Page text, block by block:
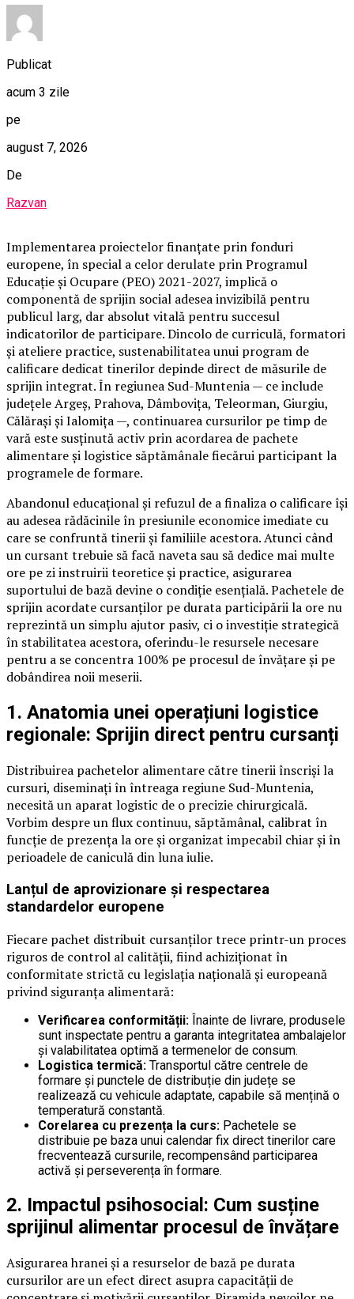
Publicat
acum 3 zile
pe
august 7, 2026
De
Razvan
Implementarea proiectelor finanțate prin fonduri
europene, în special a celor derulate prin Programul
Educație și Ocupare (PEO) 2021-2027, implică o
componentă de sprijin social adesea invizibilă pentru
publicul larg, dar absolut vitală pentru succesul
indicatorilor de participare. Dincolo de curriculă, formatori
și ateliere practice, sustenabilitatea unui program de
calificare dedicat tinerilor depinde direct de măsurile de
sprijin integrat. În regiunea Sud-Muntenia — ce include
județele Argeș, Prahova, Dâmbovița, Teleorman, Giurgiu,
Călărași și Ialomița —, continuarea cursurilor pe timp de
vară este susținută activ prin acordarea de pachete
alimentare și logistice săptămânale fiecărui participant la
programele de formare.
Abandonul educațional și refuzul de a finaliza o calificare își
au adesea rădăcinile în presiunile economice imediate cu
care se confruntă tinerii și familiile acestora. Atunci când
un cursant trebuie să facă naveta sau să dedice mai multe
ore pe zi instruirii teoretice și practice, asigurarea
suportului de bază devine o condiție esențială. Pachetele de
sprijin acordate cursanților pe durata participării la ore nu
reprezintă un simplu ajutor pasiv, ci o investiție strategică
în stabilitatea acestora, oferindu-le resursele necesare
pentru a se concentra 100% pe procesul de învățare și pe
dobândirea noii meserii.
1. Anatomia unei operațiuni logistice
regionale: Sprijin direct pentru cursanți
Distribuirea pachetelor alimentare către tinerii înscriși la
cursuri, diseminați în întreaga regiune Sud-Muntenia,
necesită un aparat logistic de o precizie chirurgicală.
Vorbim despre un flux continuu, săptămânal, calibrat în
funcție de prezența la ore și organizat impecabil chiar și în
perioadele de caniculă din luna iulie.
Lanțul de aprovizionare și respectarea
standardelor europene
Fiecare pachet distribuit cursanților trece printr-un proces
riguros de control al calității, fiind achiziționat în
conformitate strictă cu legislația națională și europeană
privind siguranța alimentară:
Verificarea conformității: Înainte de livrare, produsele
sunt inspectate pentru a garanta integritatea ambalajelor
și valabilitatea optimă a termenelor de consum.
Logistica termică: Transportul către centrele de
formare și punctele de distribuție din județe se
realizează cu vehicule adaptate, capabile să mențină o
temperatură constantă.
Corelarea cu prezența la curs: Pachetele se
distribuie pe baza unui calendar fix direct tinerilor care
frecventează cursurile, recompensând participarea
activă și perseverența în formare.
2. Impactul psihosocial: Cum susține
sprijinul alimentar procesul de învățare
Asigurarea hranei și a resurselor de bază pe durata
cursurilor are un efect direct asupra capacității de